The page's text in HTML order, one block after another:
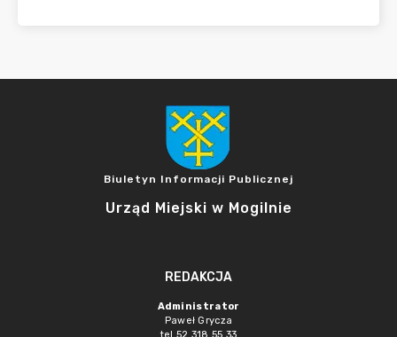
Biuletyn Informacji Publicznej
Urząd Miejski w Mogilnie
REDAKCJA
Administrator
Paweł Grycza